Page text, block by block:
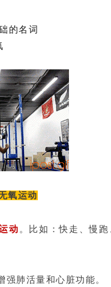
的名词
氧运动
动 。 比如：快走、慢
肺活量和心脏功能。